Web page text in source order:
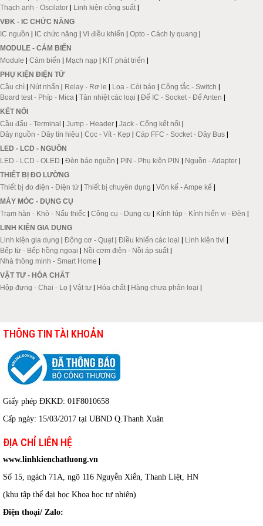
Thạch anh - Oscilator | Linh kiện công suất |
VĐK - IC CHỨC NĂNG
IC nguồn | IC chức năng | Vi điều khiển | Opto - Cách ly quang |
MODULE - CẢM BIẾN
Module | Cảm biến | Mạch nạp | KIT phát triển |
PHỤ KIỆN ĐIỆN TỬ
Cầu chì | Nút nhấn | Relay - Rơ le | Loa - Còi báo | Công tắc - Switch |
Board test - Phíp - Mica | Tản nhiệt các loại | Đế IC - Socket - Đế Anten |
KẾT NỐI
Cầu đấu - Terminal | Jump - Header | Jack - Cổng kết nối |
Dây nguồn - Dây tín hiệu | Cọc - Vít - Kẹp | Cáp FFC - Socket - Dây Bus |
LED - LCD - NGUỒN
LED - LCD - OLED | Đèn báo nguồn | PIN - Phụ kiện PIN | Nguồn - Adapter |
THIẾT BỊ ĐO LƯỜNG
Thiết bị đo điện - Điện tử | Thiết bị chuyên dụng | Vôn kế - Ampe kế |
MÁY MÓC - DỤNG CỤ
Trạm hàn - Khò - Nấu thiếc | Công cụ - Dụng cụ | Kính lúp - Kính hiển vi - Đèn |
LINH KIỆN GIA DỤNG
Linh kiện gia dụng | Động cơ - Quạt | Điều khiển các loại | Linh kiện tivi |
Bếp từ - Bếp hồng ngoại | Nồi cơm điện - Nồi áp suất |
Nhà thông minh - Smart Home |
VẬT TƯ - HÓA CHẤT
Hộp đựng - Chai - Lọ | Vật tư | Hóa chất | Hàng chưa phân loại |
THÔNG TIN TÀI KHOẢN
Giấy phép ĐKKD: 01F8010658
Cấp ngày: 15/03/2017 tại UBND Q.Thanh Xuân
ĐỊA CHỈ LIÊN HỆ
www.linhkienchatluong.vn
Số 15, ngách 71A, ngõ 116 Nguyễn Xiển, Thanh Liệt, HN
(khu tập thể đại học Khoa học tự nhiên)
Điện thoại/ Zalo: